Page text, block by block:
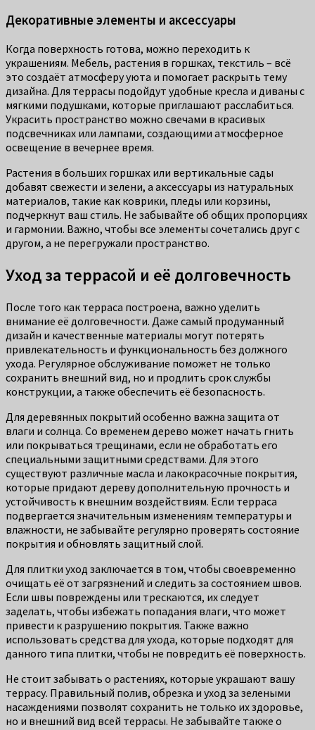
Декоративные элементы и аксессуары
Когда поверхность готова, можно переходить к
украшениям. Мебель, растения в горшках, текстиль – всё
это создаёт атмосферу уюта и помогает раскрыть тему
дизайна. Для террасы подойдут удобные кресла и диваны с
мягкими подушками, которые приглашают расслабиться.
Украсить пространство можно свечами в красивых
подсвечниках или лампами, создающими атмосферное
освещение в вечернее время.
Растения в больших горшках или вертикальные сады
добавят свежести и зелени, а аксессуары из натуральных
материалов, такие как коврики, пледы или корзины,
подчеркнут ваш стиль. Не забывайте об общих пропорциях
и гармонии. Важно, чтобы все элементы сочетались друг с
другом, а не перегружали пространство.
Уход за террасой и её долговечность
После того как терраса построена, важно уделить
внимание её долговечности. Даже самый продуманный
дизайн и качественные материалы могут потерять
привлекательность и функциональность без должного
ухода. Регулярное обслуживание поможет не только
сохранить внешний вид, но и продлить срок службы
конструкции, а также обеспечить её безопасность.
Для деревянных покрытий особенно важна защита от
влаги и солнца. Со временем дерево может начать гнить
или покрываться трещинами, если не обработать его
специальными защитными средствами. Для этого
существуют различные масла и лакокрасочные покрытия,
которые придают дереву дополнительную прочность и
устойчивость к внешним воздействиям. Если терраса
подвергается значительным изменениям температуры и
влажности, не забывайте регулярно проверять состояние
покрытия и обновлять защитный слой.
Для плитки уход заключается в том, чтобы своевременно
очищать её от загрязнений и следить за состоянием швов.
Если швы повреждены или трескаются, их следует
заделать, чтобы избежать попадания влаги, что может
привести к разрушению покрытия. Также важно
использовать средства для ухода, которые подходят для
данного типа плитки, чтобы не повредить её поверхность.
Не стоит забывать о растениях, которые украшают вашу
террасу. Правильный полив, обрезка и уход за зелеными
насаждениями позволят сохранить не только их здоровье,
но и внешний вид всей террасы. Не забывайте также о